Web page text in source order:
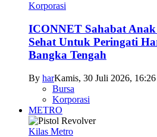
Korporasi
ICONNET Sahabat
Sehat Untuk Peringati
Bangka Tengah
By harKamis, 30 Juli 2026, 16:26
Bursa
Korporasi
METRO
Kilas Metro